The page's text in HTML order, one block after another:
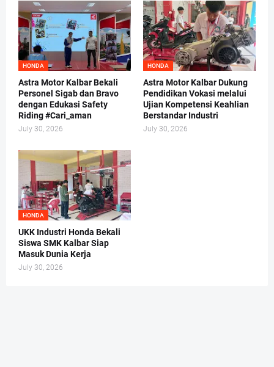
HONDA
Astra Motor Kalbar Bekali
Personel Sigab dan Bravo
dengan Edukasi Safety
Riding #Cari_aman
July 30, 2026
HONDA
Astra Motor Kalbar Dukung
Pendidikan Vokasi melalui
Ujian Kompetensi Keahlian
Berstandar Industri
July 30, 2026
HONDA
UKK Industri Honda Bekali
Siswa SMK Kalbar Siap
Masuk Dunia Kerja
July 30, 2026